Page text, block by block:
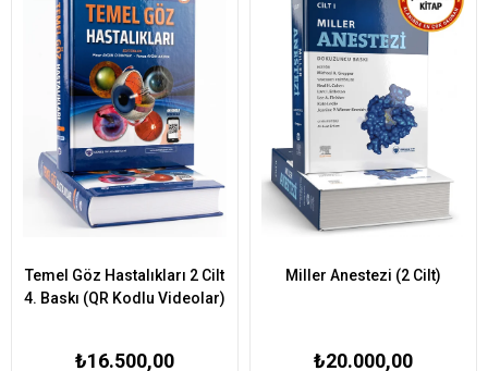
Temel Göz Hastalıkları 2 Cilt
4. Baskı (QR Kodlu Videolar)
₺16.500,00
Miller Anestezi (2 Cilt)
₺20.000,00